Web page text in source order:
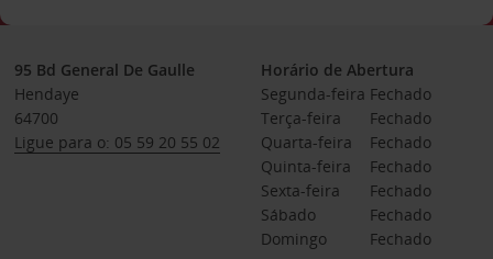
95 Bd General De Gaulle
Hendaye
64700
Ligue para o: 05 59 20 55 02
Horário de Abertura
Segunda-feira Fechado
Terça-feira
Fechado
Quarta-feira
Fechado
Quinta-feira
Fechado
Sexta-feira
Fechado
Sábado
Fechado
Domingo
Fechado